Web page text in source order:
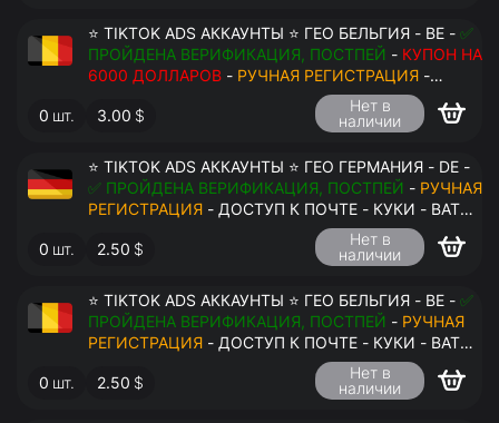
⭐ TIKTOK ADS АККАУНТЫ ⭐ ГЕО БЕЛЬГИЯ - BE - ✅
ПРОЙДЕНА ВЕРИФИКАЦИЯ, ПОСТПЕЙ - КУПОН НА
6000 ДОЛЛАРОВ - РУЧНАЯ РЕГИСТРАЦИЯ -
ДОСТУП К ПОЧТЕ - КУКИ - ВАТ ЗАПОЛНЕН -
ПЕРЕДАЧА В АНТИДЕТЕКТ
0 шт. 3.00 $
Нет в
наличии
⭐ TIKTOK ADS АККАУНТЫ ⭐ ГЕО ГЕРМАНИЯ - DE -
✅ ПРОЙДЕНА ВЕРИФИКАЦИЯ, ПОСТПЕЙ - РУЧНАЯ
РЕГИСТРАЦИЯ - ДОСТУП К ПОЧТЕ - КУКИ - ВАТ
ЗАПОЛНЕН - ПЕРЕДАЧА В АНТИДЕТЕКТ
0 шт. 2.50 $
Нет в
наличии
⭐ TIKTOK ADS АККАУНТЫ ⭐ ГЕО БЕЛЬГИЯ - BE - ✅
ПРОЙДЕНА ВЕРИФИКАЦИЯ, ПОСТПЕЙ - РУЧНАЯ
РЕГИСТРАЦИЯ - ДОСТУП К ПОЧТЕ - КУКИ - ВАТ
ЗАПОЛНЕН - ПЕРЕДАЧА В АНТИДЕТЕКТ
0 шт. 2.50 $
Нет в
наличии
$